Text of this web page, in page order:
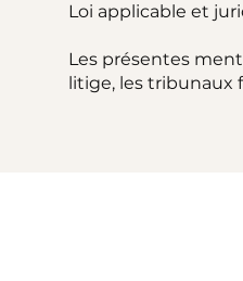
Loi applicable et
Les présentes
litige, les tribunaux